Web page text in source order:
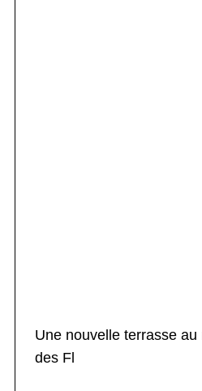
Une nouvelle terrasse
des Fl